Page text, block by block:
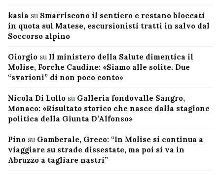
kasia su Smarriscono il sentiero e restano bloccati
in quota sul Matese, escursionisti tratti in salvo dal
Soccorso alpino
Giorgio su Il ministero della Salute dimentica il
Molise, Forche Caudine: «Siamo alle solite. Due
“svarioni” di non poco conto»
Nicola Di Lullo su Galleria fondovalle Sangro,
Monaco: «Risultato storico che nasce dalla stagione
politica della Giunta D’Alfonso»
Pino su Gamberale, Greco: “In Molise si continua a
viaggiare su strade dissestate, ma poi si va in
Abruzzo a tagliare nastri”